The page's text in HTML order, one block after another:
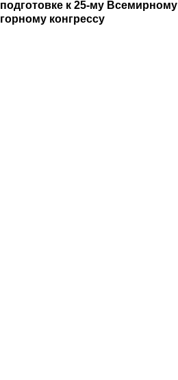
подготовке к 25-му Всемирному
горному конгрессу